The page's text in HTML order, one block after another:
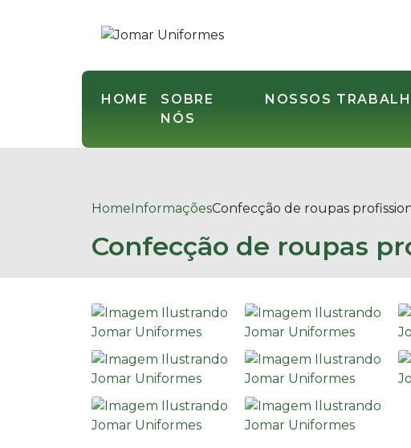
HOME
SOBRE
NÓS
NOSSOS
HomeInformaçõesConfecção de roupas
Confecção de roupas